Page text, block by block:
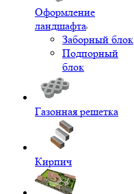
Оформление
ландшафта
Заборный блок
Подпорный
блок
Газонная решетка
Кирпич